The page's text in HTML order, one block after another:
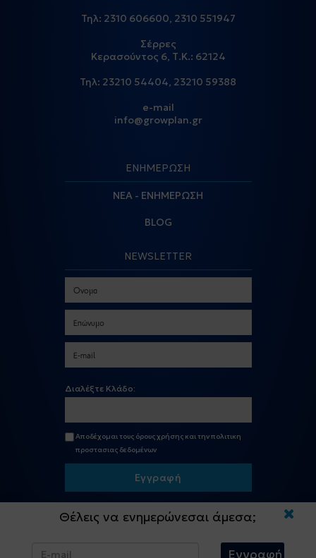
Θέλεις να ενημερώνεσαι άμεσα;
Εγγραφή
Τηλ: 2310 606600, 2310 551947
Σέρρες
Κερασούντος 6, Τ.Κ.: 62124
Τηλ: 23210 54404, 23210 59388
e-mail
info@growplan.gr
ΕΝΗΜΕΡΩΣΗ
ΝΕΑ - ΕΝΗΜΕΡΩΣΗ
BLOG
NEWSLETTER
Διαλέξτε Κλάδο:
Αποδέχομαι τους όρους χρήσηςκαι τηνπολιτικη
προστασιας δεδομένων
Εγγραφή
Όροι χρήσης Πολιτική προστασίας δεδομένων Πολιτική